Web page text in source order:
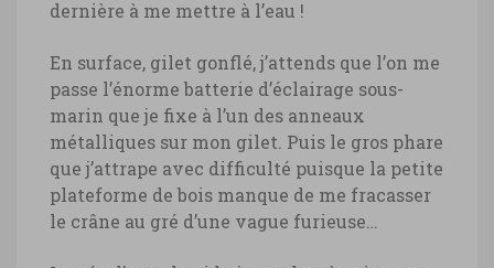
dernière à me mettre à l’eau !
En surface, gilet gonflé, j’attends que l’on me
passe l’énorme batterie d’éclairage sous-
marin que je fixe à l’un des anneaux
métalliques sur mon gilet. Puis le gros phare
que j’attrape avec difficulté puisque la petite
plateforme de bois manque de me fracasser
le crâne au gré d’une vague furieuse…